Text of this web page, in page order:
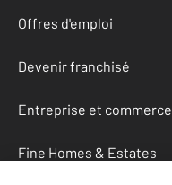
Offres d'emploi
Devenir franchisé
Entreprise et commerce
Fine Homes & Estates